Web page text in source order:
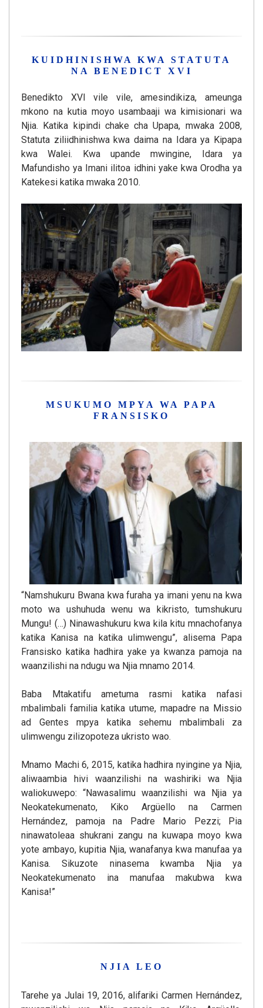
KUIDHINISHWA KWA STATUTA
NA BENEDICT XVI
Benedikto XVI vile vile, amesindikiza, ameunga
mkono na kutia moyo usambaaji wa kimisionari wa
Njia. Katika kipindi chake cha Upapa, mwaka 2008,
Statuta ziliidhinishwa kwa daima na Idara ya Kipapa
kwa Walei. Kwa upande mwingine, Idara ya
Mafundisho ya Imani ilitoa idhini yake kwa Orodha ya
Katekesi katika mwaka 2010.
MSUKUMO MPYA WA PAPA
FRANSISKO
“Namshukuru Bwana kwa furaha ya imani yenu na kwa
moto wa ushuhuda wenu wa kikristo, tumshukuru
Mungu! (…) Ninawashukuru kwa kila kitu mnachofanya
katika Kanisa na katika ulimwengu”, alisema Papa
Fransisko katika hadhira yake ya kwanza pamoja na
waanzilishi na ndugu wa Njia mnamo 2014.
Baba Mtakatifu ametuma rasmi katika nafasi
mbalimbali familia katika utume, mapadre na Missio
ad Gentes mpya katika sehemu mbalimbali za
ulimwengu zilizopoteza ukristo wao.
Mnamo Machi 6, 2015, katika hadhira nyingine ya Njia,
aliwaambia hivi waanzilishi na washiriki wa Njia
waliokuwepo: “Nawasalimu waanzilishi wa Njia ya
Neokatekumenato, Kiko Argüello na Carmen
Hernández, pamoja na Padre Mario Pezzi; Pia
ninawatoleaa shukrani zangu na kuwapa moyo kwa
yote ambayo, kupitia Njia, wanafanya kwa manufaa ya
Kanisa. Sikuzote ninasema kwamba Njia ya
Neokatekumenato ina manufaa makubwa kwa
Kanisa!”
NJIA LEO
Tarehe ya Julai 19, 2016, alifariki Carmen Hernández,